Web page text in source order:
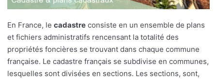
En France, le cadastre consiste en un ensemble de plans
et fichiers administratifs rencensant la totalité des
propriétés foncières se trouvant dans chaque commune
française. Le cadastre français se subdivise en communes,
lesquelles sont divisées en sections. Les sections, sont,